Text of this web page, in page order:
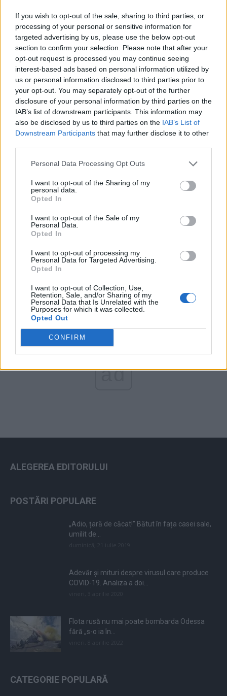
If you wish to opt-out of the sale, sharing to third parties, or
processing of your personal or sensitive information for
targeted advertising by us, please use the below opt-out
section to confirm your selection. Please note that after your
opt-out request is processed you may continue seeing
interest-based ads based on personal information utilized by
us or personal information disclosed to third parties prior to
your opt-out. You may separately opt-out of the further
disclosure of your personal information by third parties on the
IAB’s list of downstream participants. This information may
also be disclosed by us to third parties on the IAB’s List of
Downstream Participants that may further disclose it to other
Personal Data Processing Opt Outs
I want to opt-out of the Sharing of my
personal data.
Opted In
I want to opt-out of the Sale of my
Personal Data.
Opted In
I want to opt-out of processing my
Personal Data for Targeted Advertising.
Opted In
I want to opt-out of Collection, Use,
Retention, Sale, and/or Sharing of my
Personal Data that Is Unrelated with the
Purposes for which it was collected.
Opted Out
CONFIRM
SENS
SOS (Șoșoacă)
POT (Gavrilă)
PACE (Peia)
Acțiunea Conservatoare (Târziu)
PDF (Lazarus)
PUSL (D. Voiculescu)
PNȚCD (Pavelescu)
PNCR (Terheș)
România pe Primul Loc (Ponta)
Altul
Arhiva sondajelor
ad
ALEGEREA EDITORULUI
POSTĂRI POPULARE
„Adio, țară de căcat!” Bătut în fața casei sale,
umilit de...
Adevăr și mituri despre virusul care produce
COVID-19. Analiza a doi...
Flota rusă nu mai poate bombarda Odessa
fără „s-o ia în...
CATEGORIE POPULARĂ